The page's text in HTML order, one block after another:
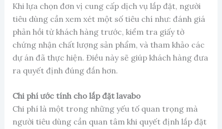
Khi lựa chọn đơn vị cung cấp dịch vụ lắp đặt, người
tiêu dùng cần xem xét một số tiêu chí như: đánh giá
phản hồi từ khách hàng trước, kiểm tra giấy tờ
chứng nhận chất lượng sản phẩm, và tham khảo các
dự án đã thực hiện. Điều này sẽ giúp khách hàng đưa
ra quyết định đúng đắn hơn.
Chi phí ước tính cho lắp đặt lavabo
Chi phí là một trong những yếu tố quan trọng mà
người tiêu dùng cần quan tâm khi quyết định lắp đặt